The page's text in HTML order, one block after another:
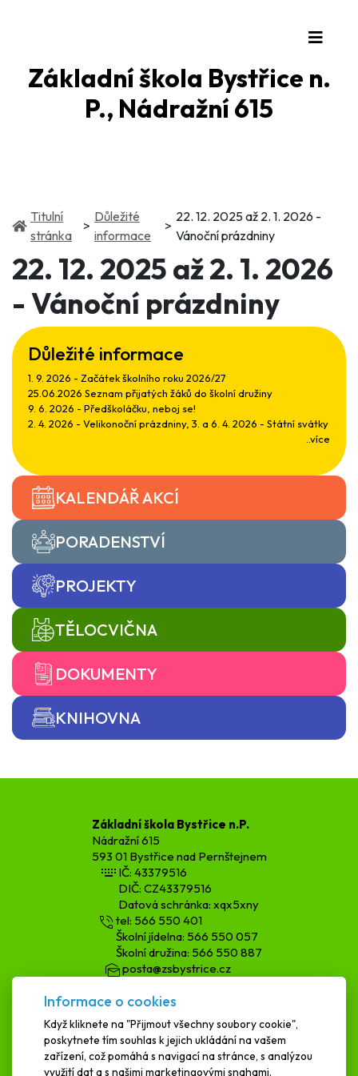
Základní škola Bystřice n.
P., Nádražní 615
Důležité informace
1. 9. 2026 - Začátek školního roku 2026/27
25.06.2026 Seznam přijatých žáků do školní družiny
9. 6. 2026 - Předškoláčku, neboj se!
2. 4. 2026 - Velikonoční prázdniny, 3. a 6. 4. 2026 - Státní svátky
..více
KALENDÁŘ AKCÍ
PORADENSTVÍ
PROJEKTY
TĚLOCVIČNA
DOKUMENTY
KNIHOVNA
Titulní
stránka(current)
Důležité
informace (current)
22. 12. 2025 až 2. 1. 2026 -
Vánoční prázdniny
22. 12. 2025 až 2. 1. 2026
- Vánoční prázdniny
Základní škola Bystřice n.P.
Nádražní 615
593 01 Bystřice nad Pernštejnem
IČ: 43379516
DIČ: CZ43379516
Datová schránka: xqx5xny
tel: 566 550 401
Školní jídelna: 566 550 057
Školní družina: 566 550 887
posta@zsbystrice.cz
podatelna@zsbystrice.cz
SCHRÁNKA DŮVĚRY
Informace o cookies
Když kliknete na "Přijmout všechny soubory cookie",
poskytnete tím souhlas k jejich ukládání na vašem
zařízení, což pomáhá s navigací na stránce, s analýzou
využití dat a s našimi marketingovými snahami.